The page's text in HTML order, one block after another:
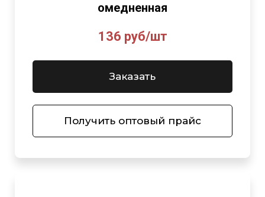
омедненная
136 руб/шт
Заказать
Получить оптовый прайс